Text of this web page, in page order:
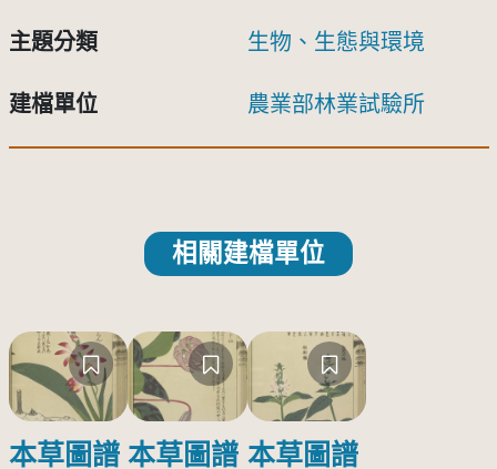
主題分類 生物、生態與環境
建檔單位 農業部林業試驗所
相關建檔單位
本草圖譜 本草圖譜 本草圖譜